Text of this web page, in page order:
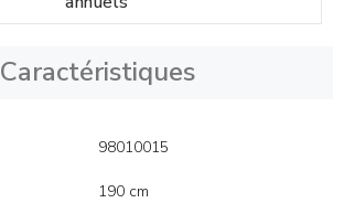
Caractéristiques
98010015
190 cm